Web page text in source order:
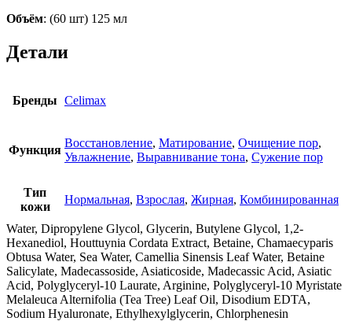
Объём: (60 шт) 125 мл
Детали
Бренды Celimax
Функция
Восстановление, Матирование, Очищение пор,
Увлажнение, Выравнивание тона, Сужение пор
Тип
кожи
Нормальная, Взрослая, Жирная, Комбинированная
Water, Dipropylene Glycol, Glycerin, Butylene Glycol, 1,2-
Hexanediol, Houttuynia Cordata Extract, Betaine, Chamaecyparis
Obtusa Water, Sea Water, Camellia Sinensis Leaf Water, Betaine
Salicylate, Madecassoside, Asiaticoside, Madecassic Acid, Asiatic
Acid, Polyglyceryl-10 Laurate, Arginine, Polyglyceryl-10 Myristate
Melaleuca Alternifolia (Tea Tree) Leaf Oil, Disodium EDTA,
Sodium Hyaluronate, Ethylhexylglycerin, Chlorphenesin